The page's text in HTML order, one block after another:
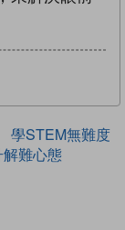
學STEM無難度
難心態